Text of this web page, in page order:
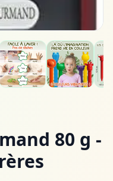
80 g -